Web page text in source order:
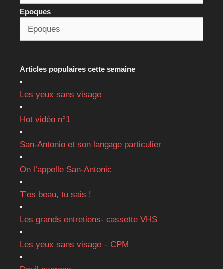
Epoques
Articles populaires cette semaine
Les yeux sans visage
Hot vidéo n°1
San-Antonio et son langage particulier
On l’appelle San-Antonio
T’es beau, tu sais !
Les grands entretiens- cassette VHS
Les yeux sans visage – CPM